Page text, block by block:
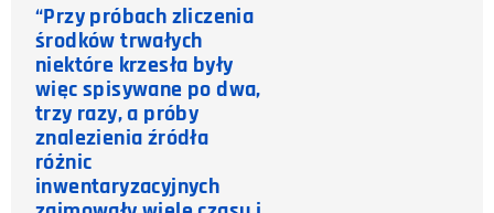
“Przy próbach zliczenia
środków trwałych
niektóre krzesła były
więc spisywane po dwa,
trzy razy, a próby
znalezienia źródła
różnic
inwentaryzacyjnych